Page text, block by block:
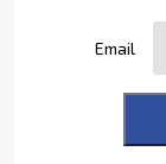
Email